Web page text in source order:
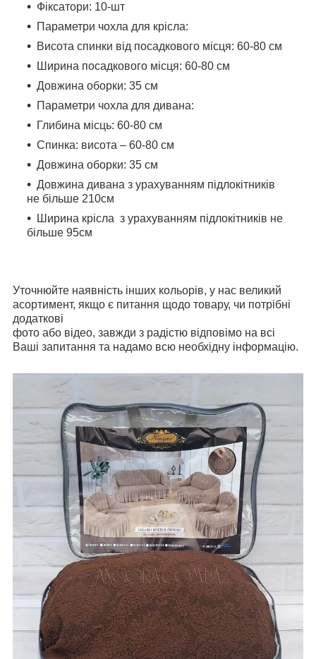
Фіксатори: 10-шт
Параметри чохла для крісла:
Висота спинки від посадкового місця: 60-80 см
Ширина посадкового місця: 60-80 см
Довжина оборки: 35 см
Параметри чохла для дивана:
Глибина місць: 60-80 см
Спинка: висота – 60-80 см
Довжина оборки: 35 см
Довжина дивана з урахуванням підлокітників
не більше 210см
Ширина крісла з урахуванням підлокітників не
більше 95см
Уточнюйте наявність інших кольорів, у нас великий
асортимент, якщо є питання щодо товару, чи потрібні
додаткові
фото або відео, завжди з радістю відповімо на всі
Ваші запитання та надамо всю необхідну інформацію.